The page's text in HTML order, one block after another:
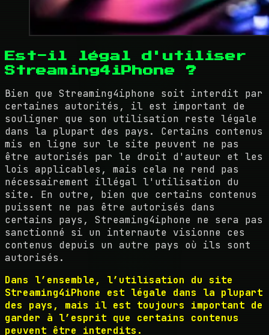
Est-il légal d'utiliser
Streaming4iPhone ?
Bien que Streaming4iphone soit interdit par
certaines autorités, il est important de
souligner que son utilisation reste légale
dans la plupart des pays. Certains contenus
mis en ligne sur le site peuvent ne pas
être autorisés par le droit d'auteur et les
lois applicables, mais cela ne rend pas
nécessairement illégal l'utilisation du
site. En outre, bien que certains contenus
puissent ne pas être autorisés dans
certains pays, Streaming4iphone ne sera pas
sanctionné si un internaute visionne ces
contenus depuis un autre pays où ils sont
autorisés.
Dans l’ensemble, l’utilisation du site
Streaming4iPhone est légale dans la plupart
des pays, mais il est toujours important de
garder à l’esprit que certains contenus
peuvent être interdits.